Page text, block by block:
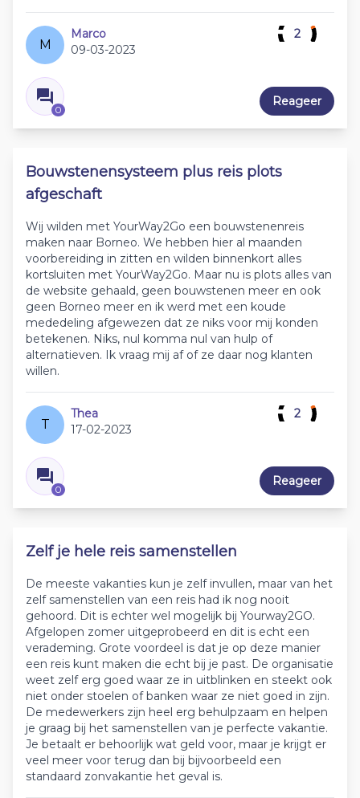
M
Marco
09-03-2023
0
2
Reageer
Bouwstenensysteem plus reis plots
afgeschaft
Wij wilden met YourWay2Go een bouwstenenreis
maken naar Borneo. We hebben hier al maanden
voorbereiding in zitten en wilden binnenkort alles
kortsluiten met YourWay2Go. Maar nu is plots alles van
de website gehaald, geen bouwstenen meer en ook
geen Borneo meer en ik werd met een koude
mededeling afgewezen dat ze niks voor mij konden
betekenen. Niks, nul komma nul van hulp of
alternatieven. Ik vraag mij af of ze daar nog klanten
willen.
T
Thea
17-02-2023
0
2
Reageer
Zelf je hele reis samenstellen
De meeste vakanties kun je zelf invullen, maar van het
zelf samenstellen van een reis had ik nog nooit
gehoord. Dit is echter wel mogelijk bij Yourway2GO.
Afgelopen zomer uitgeprobeerd en dit is echt een
verademing. Grote voordeel is dat je op deze manier
een reis kunt maken die echt bij je past. De organisatie
weet zelf erg goed waar ze in uitblinken en steekt ook
niet onder stoelen of banken waar ze niet goed in zijn.
De medewerkers zijn heel erg behulpzaam en helpen
je graag bij het samenstellen van je perfecte vakantie.
Je betaalt er behoorlijk wat geld voor, maar je krijgt er
veel meer voor terug dan bij bijvoorbeeld een
standaard zonvakantie het geval is.